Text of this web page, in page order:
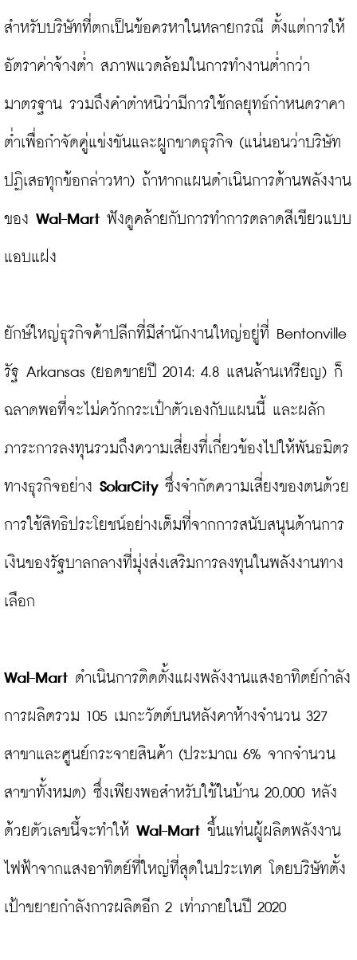
สำหรับบริษัทที่ตกเป็นข้อครหาในหลายกรณี ตั้งแต่การให้
อัตราค่าจ้างต่ำ สภาพแวดล้อมในการทำงานต่ำกว่า
มาตรฐาน รวมถึงคำตำหนิว่ามีการใช้กลยุทธ์กำหนดราคา
ต่ำเพื่อกำจัดคู่แข่งขันและผูกขาดธุรกิจ (แน่นอนว่าบริษัท
ปฏิเสธทุกข้อกล่าวหา) ถ้าหากแผนดำเนินการด้านพลังงาน
ของ Wal-Mart ฟังดูคล้ายกับการทำการตลาดสีเขียวแบบ
แอบแฝง
ยักษ์ใหญ่ธุรกิจค้าปลีกที่มีสำนักงานใหญ่อยู่ที่ Bentonville
รัฐ Arkansas (ยอดขายปี 2014: 4.8 แสนล้านเหรียญ) ก็
ฉลาดพอที่จะไม่ควักกระเป๋าตัวเองกับแผนนี้ และผลัก
ภาระการลงทุนรวมถึงความเสี่ยงที่เกี่ยวข้องไปให้พันธมิตร
ทางธุรกิจอย่าง SolarCity ซึ่งจำกัดความเสี่ยงของตนด้วย
การใช้สิทธิประโยชน์อย่างเต็มที่จากการสนับสนุนด้านการ
เงินของรัฐบาลกลางที่มุ่งส่งเสริมการลงทุนในพลังงานทาง
เลือก
Wal-Mart ดำเนินการติดตั้งแผงพลังงานแสงอาทิตย์กำลัง
การผลิตรวม 105 เมกะวัตต์บนหลังคาห้างจำนวน 327
สาขาและศูนย์กระจายสินค้า (ประมาณ 6% จากจำนวน
สาขาทั้งหมด) ซึ่งเพียงพอสำหรับใช้ในบ้าน 20,000 หลัง
ด้วยตัวเลขนี้จะทำให้ Wal-Mart ขึ้นแท่นผู้ผลิตพลังงาน
ไฟฟ้าจากแสงอาทิตย์ที่ใหญ่ที่สุดในประเทศ โดยบริษัทตั้ง
เป้าขยายกำลังการผลิตอีก 2 เท่าภายในปี 2020